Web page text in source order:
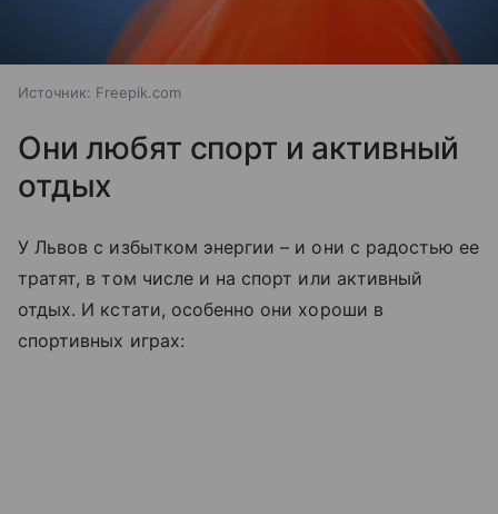
Источник: Freepik.com
Они любят спорт и активный
отдых
У Львов с избытком энергии – и они с радостью ее
тратят, в том числе и на спорт или активный
отдых. И кстати, особенно они хороши в
спортивных играх: